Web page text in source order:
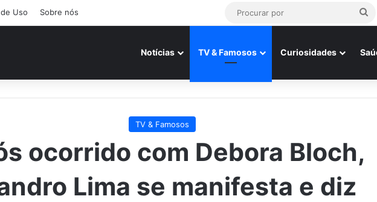
Uso Sobre nós
Notícias TV & Famosos Curiosidades
TV & Famosos
ocorrido com Debora Bloch,
Lima se manifesta e diz